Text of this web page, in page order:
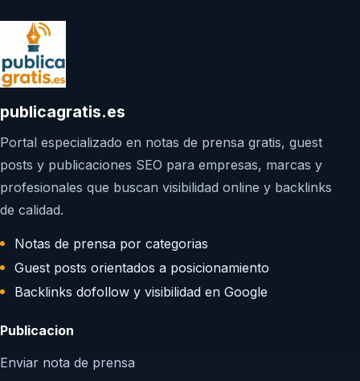
publicagratis.es
Portal especializado en notas de prensa gratis, guest
posts y publicaciones SEO para empresas, marcas y
profesionales que buscan visibilidad online y backlinks
de calidad.
Notas de prensa por categorias
Guest posts orientados a posicionamiento
Backlinks dofollow y visibilidad en Google
Publicacion
Enviar nota de prensa